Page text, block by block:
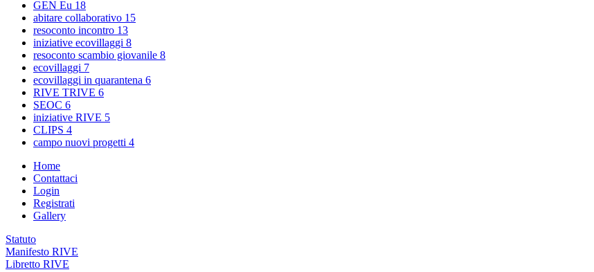
GEN Eu 18
abitare collaborativo 15
resoconto incontro 13
iniziative ecovillaggi 8
resoconto scambio giovanile 8
ecovillaggi 7
ecovillaggi in quarantena 6
RIVE TRIVE 6
SEOC 6
iniziative RIVE 5
CLIPS 4
campo nuovi progetti 4
Home
Contattaci
Login
Registrati
Gallery
Statuto
Manifesto RIVE
Libretto RIVE